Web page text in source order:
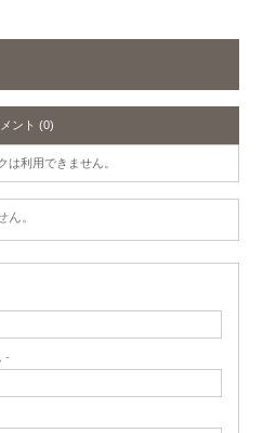
ント (0)
は利用できません。
。
-